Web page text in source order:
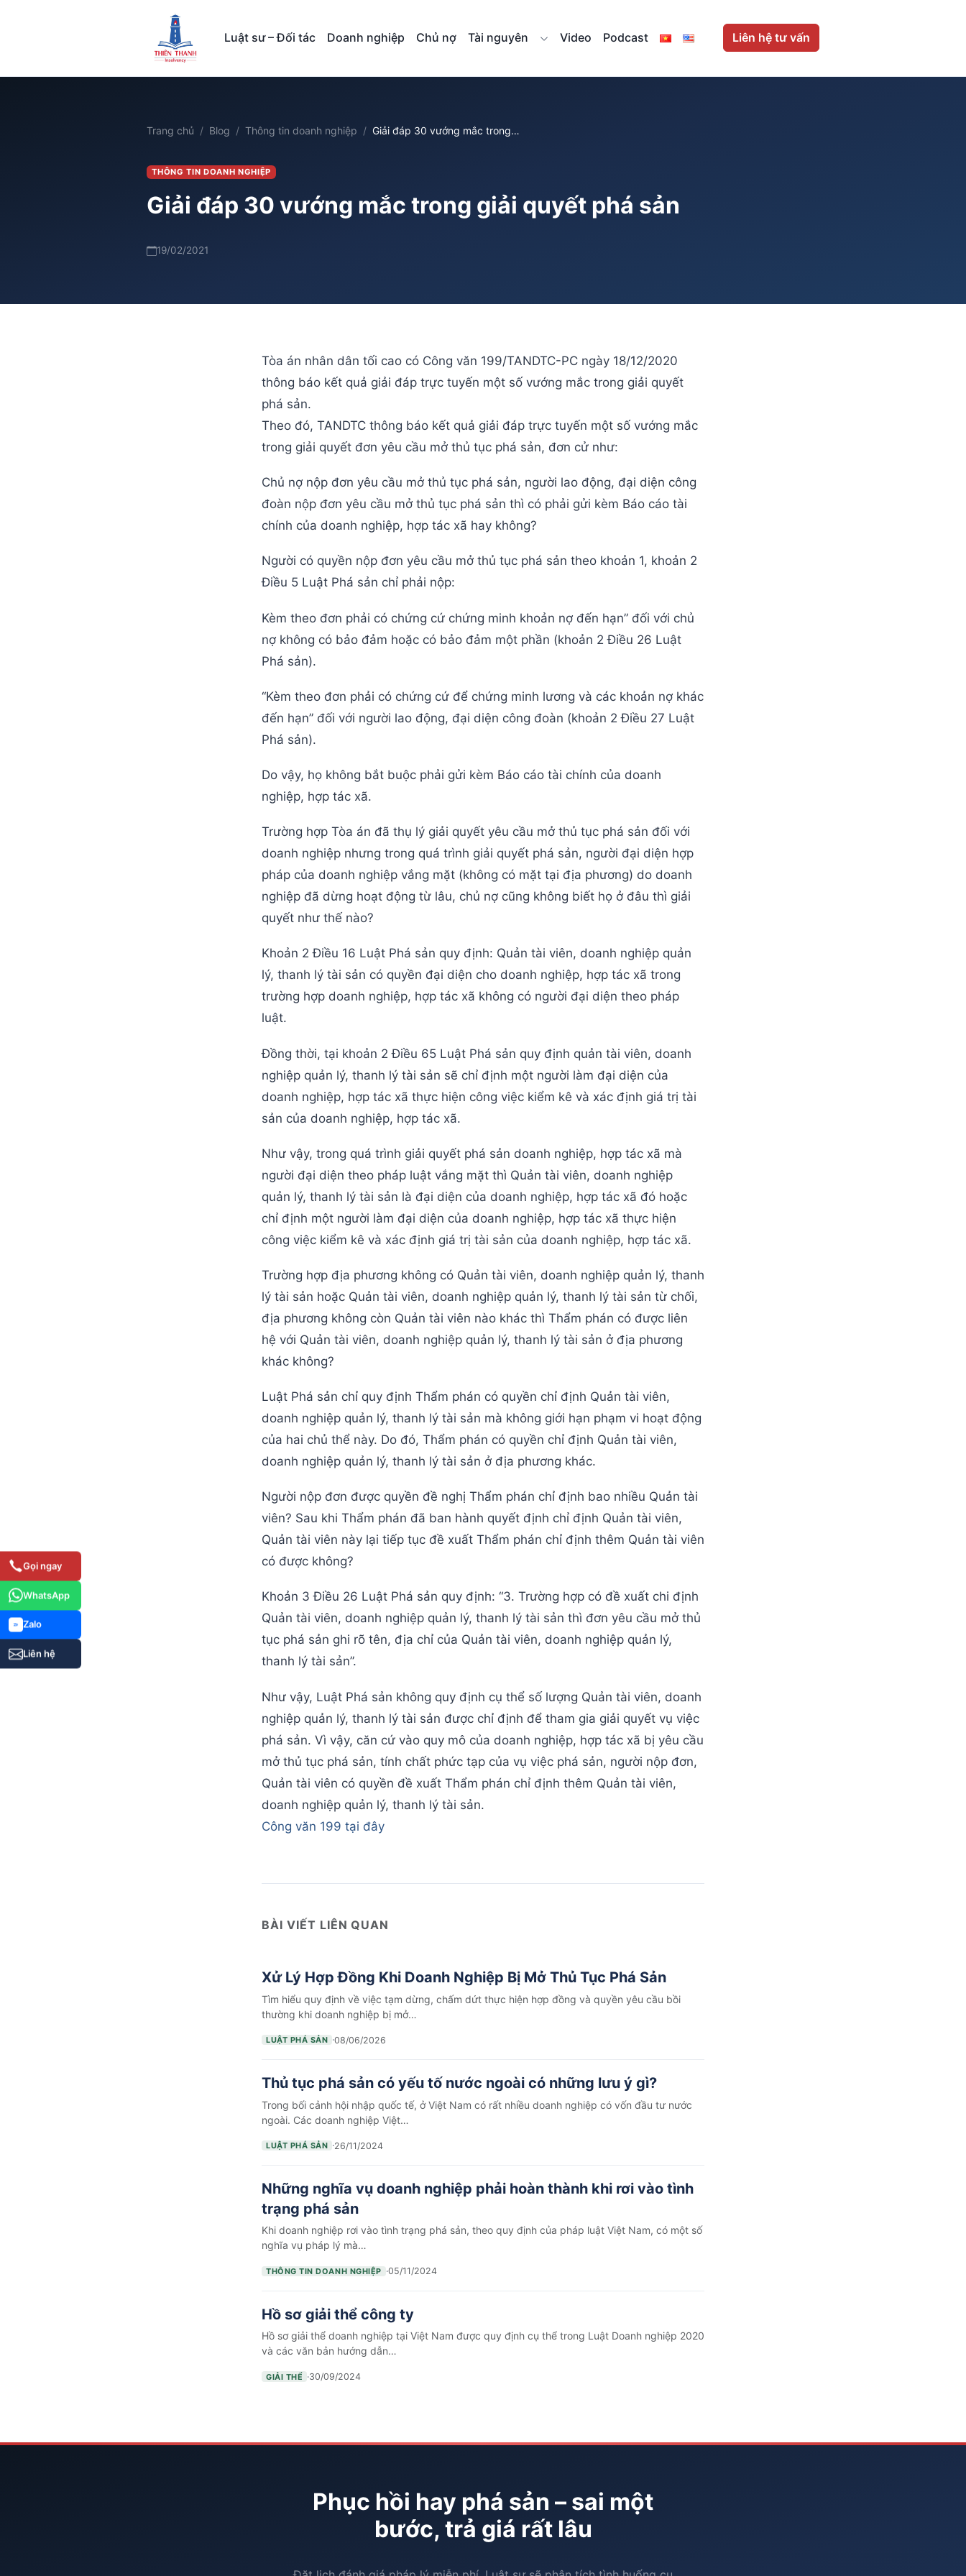
Luật sư – Đối tác Doanh nghiệp Chủ nợ Tài nguyên Video Podcast Liên hệ tư vấn
Trang chủ Blog Thông tin doanh nghiệp Giải đáp 30 vướng mắc trong…
THÔNG TIN DOANH NGHIỆP
Giải đáp 30 vướng mắc trong giải quyết phá sản
19/02/2021
Tòa án nhân dân tối cao có Công văn 199/TANDTC-PC ngày 18/12/2020
thông báo kết quả giải đáp trực tuyến một số vướng mắc trong giải quyết
phá sản.
Theo đó, TANDTC thông báo kết quả giải đáp trực tuyến một số vướng mắc
trong giải quyết đơn yêu cầu mở thủ tục phá sản, đơn cử như:
Chủ nợ nộp đơn yêu cầu mở thủ tục phá sản, người lao động, đại diện công
đoàn nộp đơn yêu cầu mở thủ tục phá sản thì có phải gửi kèm Báo cáo tài
chính của doanh nghiệp, hợp tác xã hay không?
Người có quyền nộp đơn yêu cầu mở thủ tục phá sản theo khoản 1, khoản 2
Điều 5 Luật Phá sản chỉ phải nộp:
Kèm theo đơn phải có chứng cứ chứng minh khoản nợ đến hạn” đối với chủ
nợ không có bảo đảm hoặc có bảo đảm một phần (khoản 2 Điều 26 Luật
Phá sản).
“Kèm theo đơn phải có chứng cứ để chứng minh lương và các khoản nợ khác
đến hạn” đối với người lao động, đại diện công đoàn (khoản 2 Điều 27 Luật
Phá sản).
Do vậy, họ không bắt buộc phải gửi kèm Báo cáo tài chính của doanh
nghiệp, hợp tác xã.
Trường hợp Tòa án đã thụ lý giải quyết yêu cầu mở thủ tục phá sản đối với
doanh nghiệp nhưng trong quá trình giải quyết phá sản, người đại diện hợp
pháp của doanh nghiệp vắng mặt (không có mặt tại địa phương) do doanh
nghiệp đã dừng hoạt động từ lâu, chủ nợ cũng không biết họ ở đâu thì giải
quyết như thế nào?
Khoản 2 Điều 16 Luật Phá sản quy định: Quản tài viên, doanh nghiệp quản
lý, thanh lý tài sản có quyền đại diện cho doanh nghiệp, hợp tác xã trong
trường hợp doanh nghiệp, hợp tác xã không có người đại diện theo pháp
luật.
Đồng thời, tại khoản 2 Điều 65 Luật Phá sản quy định quản tài viên, doanh
nghiệp quản lý, thanh lý tài sản sẽ chỉ định một người làm đại diện của
doanh nghiệp, hợp tác xã thực hiện công việc kiểm kê và xác định giá trị tài
sản của doanh nghiệp, hợp tác xã.
Như vậy, trong quá trình giải quyết phá sản doanh nghiệp, hợp tác xã mà
người đại diện theo pháp luật vắng mặt thì Quản tài viên, doanh nghiệp
quản lý, thanh lý tài sản là đại diện của doanh nghiệp, hợp tác xã đó hoặc
chỉ định một người làm đại diện của doanh nghiệp, hợp tác xã thực hiện
công việc kiểm kê và xác định giá trị tài sản của doanh nghiệp, hợp tác xã.
Trường hợp địa phương không có Quản tài viên, doanh nghiệp quản lý, thanh
lý tài sản hoặc Quản tài viên, doanh nghiệp quản lý, thanh lý tài sản từ chối,
địa phương không còn Quản tài viên nào khác thì Thẩm phán có được liên
hệ với Quản tài viên, doanh nghiệp quản lý, thanh lý tài sản ở địa phương
khác không?
Luật Phá sản chỉ quy định Thẩm phán có quyền chỉ định Quản tài viên,
doanh nghiệp quản lý, thanh lý tài sản mà không giới hạn phạm vi hoạt động
của hai chủ thể này. Do đó, Thẩm phán có quyền chỉ định Quản tài viên,
doanh nghiệp quản lý, thanh lý tài sản ở địa phương khác.
Người nộp đơn được quyền đề nghị Thẩm phán chỉ định bao nhiều Quản tài
viên? Sau khi Thẩm phán đã ban hành quyết định chỉ định Quản tài viên,
Quản tài viên này lại tiếp tục đề xuất Thẩm phán chỉ định thêm Quản tài viên
có được không?
Khoản 3 Điều 26 Luật Phá sản quy định: “3. Trường hợp có đề xuất chi định
Quản tài viên, doanh nghiệp quản lý, thanh lý tài sản thì đơn yêu cầu mở thủ
tục phá sản ghi rõ tên, địa chỉ của Quản tài viên, doanh nghiệp quản lý,
thanh lý tài sản”.
Như vậy, Luật Phá sản không quy định cụ thể số lượng Quản tài viên, doanh
nghiệp quản lý, thanh lý tài sản được chỉ định để tham gia giải quyết vụ việc
phá sản. Vì vậy, căn cứ vào quy mô của doanh nghiệp, hợp tác xã bị yêu cầu
mở thủ tục phá sản, tính chất phức tạp của vụ việc phá sản, người nộp đơn,
Quản tài viên có quyền đề xuất Thẩm phán chỉ định thêm Quản tài viên,
doanh nghiệp quản lý, thanh lý tài sản.
Công văn 199 tại đây
BÀI VIẾT LIÊN QUAN
Xử Lý Hợp Đồng Khi Doanh Nghiệp Bị Mở Thủ Tục Phá Sản
Tìm hiểu quy định về việc tạm dừng, chấm dứt thực hiện hợp đồng và quyền yêu cầu bồi
thường khi doanh nghiệp bị mở…
LUẬT PHÁ SẢN ·08/06/2026
Thủ tục phá sản có yếu tố nước ngoài có những lưu ý gì?
Trong bối cảnh hội nhập quốc tế, ở Việt Nam có rất nhiều doanh nghiệp có vốn đầu tư nước
ngoài. Các doanh nghiệp Việt…
LUẬT PHÁ SẢN ·26/11/2024
Những nghĩa vụ doanh nghiệp phải hoàn thành khi rơi vào tình
trạng phá sản
Khi doanh nghiệp rơi vào tình trạng phá sản, theo quy định của pháp luật Việt Nam, có một số
nghĩa vụ pháp lý mà…
THÔNG TIN DOANH NGHIỆP ·05/11/2024
Hồ sơ giải thể công ty
Hồ sơ giải thể doanh nghiệp tại Việt Nam được quy định cụ thể trong Luật Doanh nghiệp 2020
và các văn bản hướng dẫn…
GIẢI THỂ ·30/09/2024
Phục hồi hay phá sản – sai một
bước, trả giá rất lâu
Gọi ngay
WhatsApp
Zalo
Liên hệ